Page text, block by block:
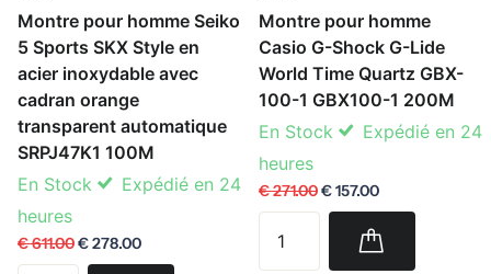
Montre pour homme Seiko
5 Sports SKX Style en
acier inoxydable avec
cadran orange
transparent automatique
SRPJ47K1 100M
En Stock
Expédié en 24
heures
€ 611.00€ 278.00
Montre pour homme
Casio G-Shock G-Lide
World Time Quartz GBX-
100-1 GBX100-1 200M
En Stock
Expédié en 24
heures
€ 271.00€ 157.00